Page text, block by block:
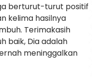
berturut-turut positif
kelima hasilnya
Terimakasih
baik, Dia adalah
meninggalkan